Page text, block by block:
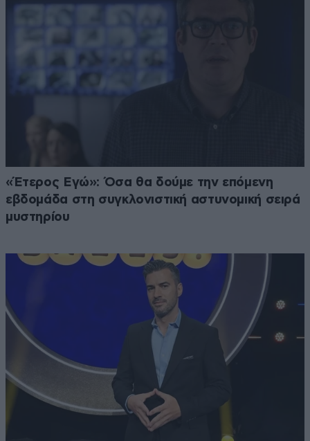
«Έτερος Εγώ»: Όσα θα δούμε την επόμενη
εβδομάδα στη συγκλονιστική αστυνομική σειρά
μυστηρίου